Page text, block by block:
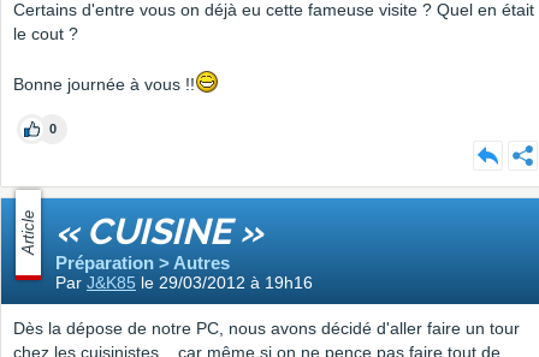
Certains d'entre vous on déjà eu cette fameuse visite ? Quel en était
le cout ?
Bonne journée à vous !!
0
Article « CUISINE »
Préparation > Autres
Par J&K85 le 29/03/2012 à 19h16
Dès la dépose de notre PC, nous avons décidé d'aller faire un tour
chez les cuisinistes....car même si on ne pence pas faire tout de